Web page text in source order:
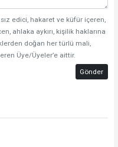
edici, hakaret ve küfür içeren,
ahlaka aykırı, kişilik haklarına
doğan her türlü mali,
Üye/Üyeler’e aittir.
Gönder